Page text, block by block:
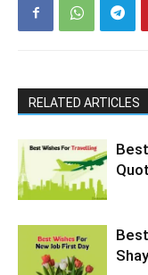
RELATED ARTICLES